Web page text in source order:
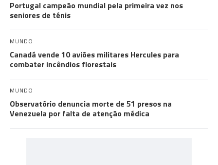
Portugal campeão mundial pela primeira vez nos
seniores de ténis
MUNDO
Canadá vende 10 aviões militares Hercules para
combater incêndios florestais
MUNDO
Observatório denuncia morte de 51 presos na
Venezuela por falta de atenção médica